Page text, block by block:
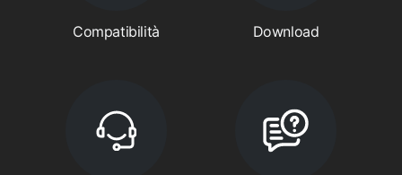
Compatibilità Download